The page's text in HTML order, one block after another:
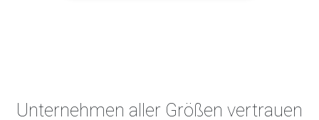
Unternehmen aller Größen vertrauen